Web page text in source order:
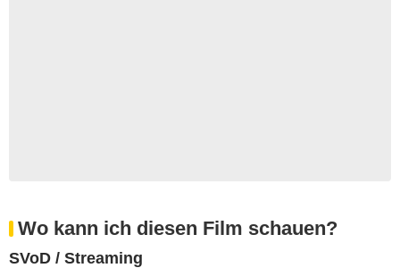
Wo kann ich diesen Film schauen?
SVoD / Streaming